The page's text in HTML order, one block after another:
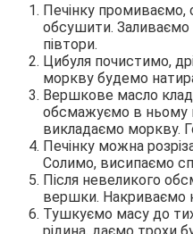
Печінку промиваємо,
обсушити.
півтори.
Цибуля почистимо,
моркву будемо
Вершкове масло
обсмажуємо в ньому
викладаємо моркву.
Печінку можна
Солимо, висипаємо
Після невеликого
вершки. Накриваємо
Тушкуємо масу до